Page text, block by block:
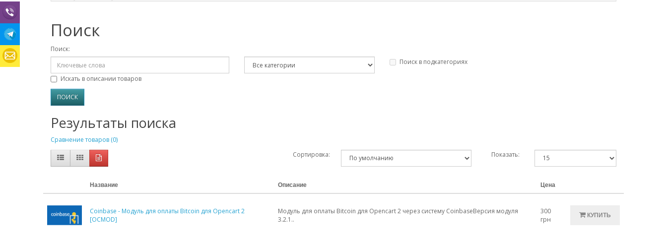
Поиск
Поиск:
Поиск в подкатегориях
Искать в описании товаров
Результаты поиска
Сравнение товаров (0)
Сортировка:
Показать:
Название Описание Цена
Coinbase - Модуль для оплаты Bitcoin для Opencart 2
[OCMOD]
Модуль для оплаты Bitcoin для Opencart 2 через систему CoinbaseВерсия модуля
3.2.1..
300
грн
КУПИТЬ